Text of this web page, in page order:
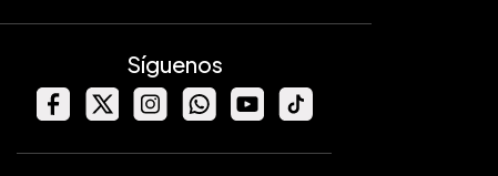
Síguenos